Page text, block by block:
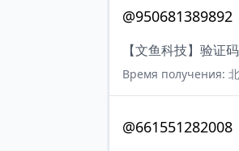
@950681389892
【文鱼科技】验证
Время получения:
@661551282008